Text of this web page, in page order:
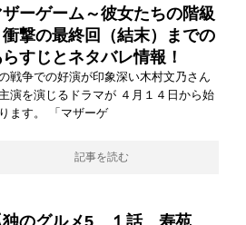
ザーゲーム～彼女たちの階級
衝撃の最終回（結末）までの
すじとネタバレ情報！
戦争での好演が印象深い木村文乃さん
演を演じるドラマが ４月１４日から始
ます。 「マザーゲ
記事を読む
独のグルメ5 １話 寿苑